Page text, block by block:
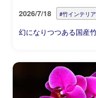
2026/7/18 #竹インテリア
幻になりつつある国産